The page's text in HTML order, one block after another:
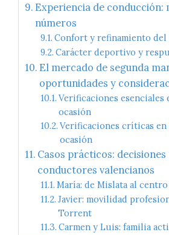
Experiencia de conducción:
números
Confort y refinamiento
Carácter deportivo y
El mercado de segunda
oportunidades y
Verificaciones
ocasión
Verificaciones críticas en
ocasión
Casos prácticos: decisiones
conductores valencianos
María: de Mislata al
Javier: movilidad
Torrent
Carmen y Luis: familia